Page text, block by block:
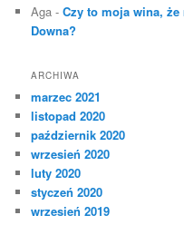
Aga -Czy to moja wina, że
Downa?
ARCHIWA
marzec 2021
listopad 2020
październik 2020
wrzesień 2020
luty 2020
styczeń 2020
wrzesień 2019